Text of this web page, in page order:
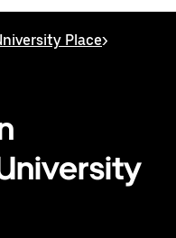
Place>